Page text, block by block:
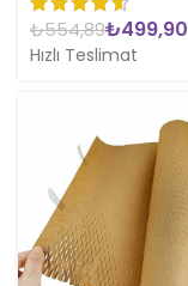
₺554,89₺499,90
Hızlı Teslimat